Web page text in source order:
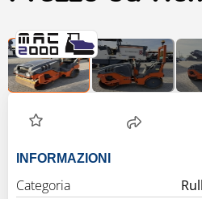
INFORMAZIONI
Categoria